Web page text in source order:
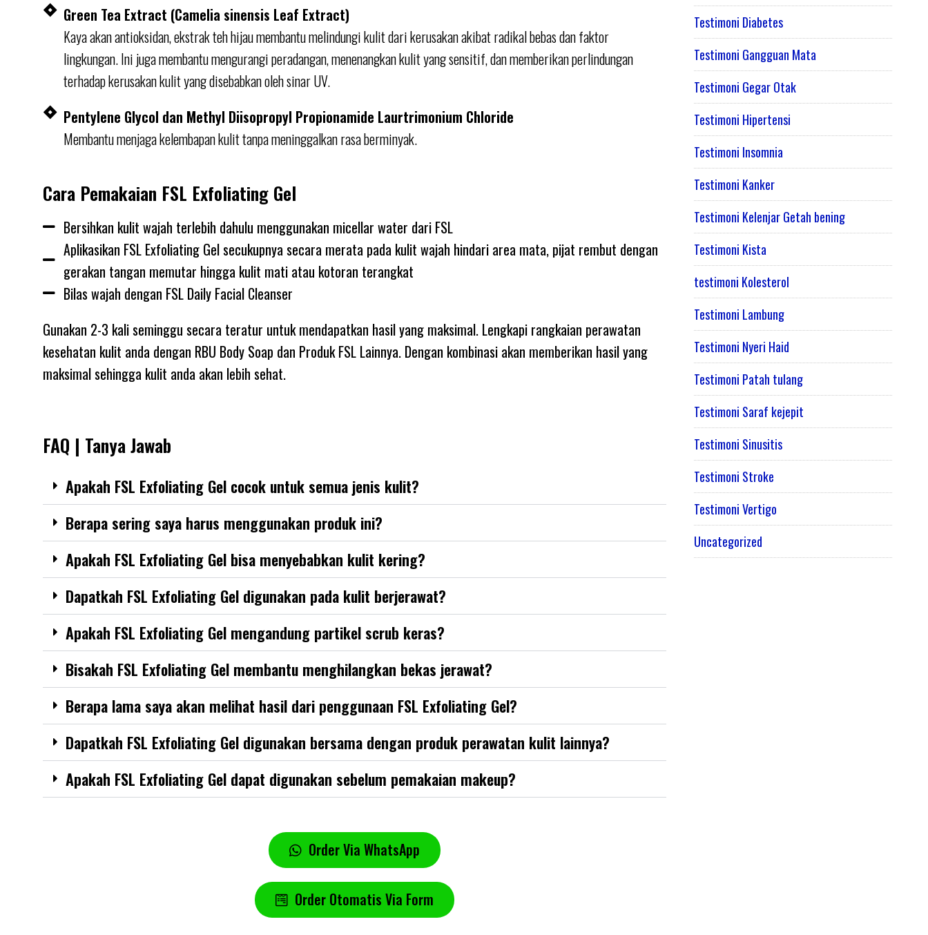
Green Tea Extract (Camelia sinensis Leaf Extract)
Kaya akan antioksidan, ekstrak teh hijau membantu melindungi kulit dari kerusakan akibat radikal bebas dan faktor
lingkungan. Ini juga membantu mengurangi peradangan, menenangkan kulit yang sensitif, dan memberikan perlindungan
terhadap kerusakan kulit yang disebabkan oleh sinar UV.
Pentylene Glycol dan Methyl Diisopropyl Propionamide Laurtrimonium Chloride
Membantu menjaga kelembapan kulit tanpa meninggalkan rasa berminyak.
Cara Pemakaian FSL Exfoliating Gel
Bersihkan kulit wajah terlebih dahulu menggunakan micellar water dari FSL
Aplikasikan FSL Exfoliating Gel secukupnya secara merata pada kulit wajah hindari area mata, pijat rembut dengan
gerakan tangan memutar hingga kulit mati atau kotoran terangkat
Bilas wajah dengan FSL Daily Facial Cleanser
Gunakan 2-3 kali seminggu secara teratur untuk mendapatkan hasil yang maksimal. Lengkapi rangkaian perawatan
kesehatan kulit anda dengan RBU Body Soap dan Produk FSL Lainnya. Dengan kombinasi akan memberikan hasil yang
maksimal sehingga kulit anda akan lebih sehat.
FAQ | Tanya Jawab
Apakah FSL Exfoliating Gel cocok untuk semua jenis kulit?
Berapa sering saya harus menggunakan produk ini?
Apakah FSL Exfoliating Gel bisa menyebabkan kulit kering?
Dapatkah FSL Exfoliating Gel digunakan pada kulit berjerawat?
Apakah FSL Exfoliating Gel mengandung partikel scrub keras?
Bisakah FSL Exfoliating Gel membantu menghilangkan bekas jerawat?
Berapa lama saya akan melihat hasil dari penggunaan FSL Exfoliating Gel?
Dapatkah FSL Exfoliating Gel digunakan bersama dengan produk perawatan kulit lainnya?
Apakah FSL Exfoliating Gel dapat digunakan sebelum pemakaian makeup?
Order Via WhatsApp
Order Otomatis Via Form
Testimoni Diabetes
Testimoni Gangguan Mata
Testimoni Gegar Otak
Testimoni Hipertensi
Testimoni Insomnia
Testimoni Kanker
Testimoni Kelenjar Getah bening
Testimoni Kista
testimoni Kolesterol
Testimoni Lambung
Testimoni Nyeri Haid
Testimoni Patah tulang
Testimoni Saraf kejepit
Testimoni Sinusitis
Testimoni Stroke
Testimoni Vertigo
Uncategorized